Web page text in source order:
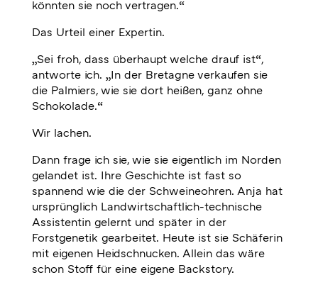
könnten sie noch vertragen.“
Das Urteil einer Expertin.
„Sei froh, dass überhaupt welche drauf ist“,
antworte ich. „In der Bretagne verkaufen sie
die Palmiers, wie sie dort heißen, ganz ohne
Schokolade.“
Wir lachen.
Dann frage ich sie, wie sie eigentlich im Norden
gelandet ist. Ihre Geschichte ist fast so
spannend wie die der Schweineohren. Anja hat
ursprünglich Landwirtschaftlich-technische
Assistentin gelernt und später in der
Forstgenetik gearbeitet. Heute ist sie Schäferin
mit eigenen Heidschnucken. Allein das wäre
schon Stoff für eine eigene Backstory.